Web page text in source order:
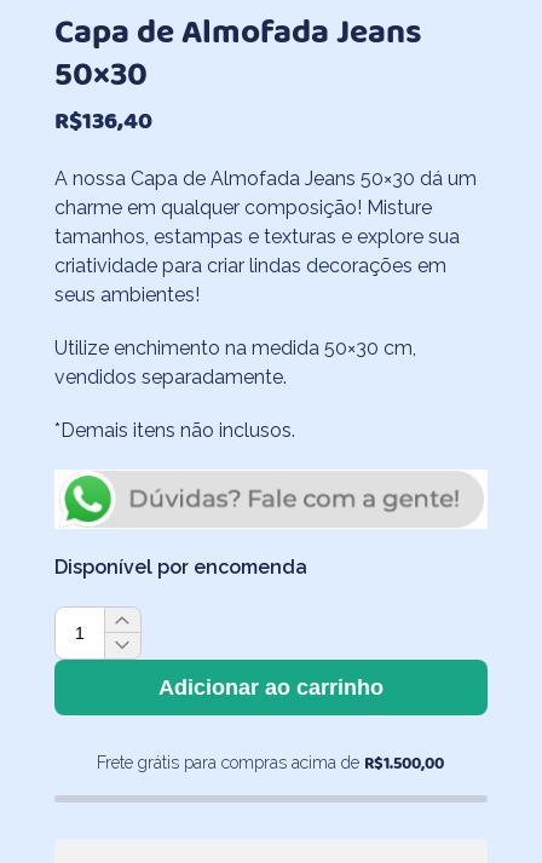
Capa de Almofada Jeans
50×30
R$136,40
A nossa Capa de Almofada Jeans 50×30 dá um
charme em qualquer composição! Misture
tamanhos, estampas e texturas e explore sua
criatividade para criar lindas decorações em
seus ambientes!
Utilize enchimento na medida 50×30 cm,
vendidos separadamente.
*Demais itens não inclusos.
Disponível por encomenda
Capa
de
Jeans
quantidade
Adicionar ao carrinho
Frete grátis para compras acima de R$1.500,00